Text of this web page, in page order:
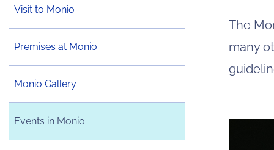
Visit to Monio
Premises at Monio
Monio Gallery
Events in Monio
The
many